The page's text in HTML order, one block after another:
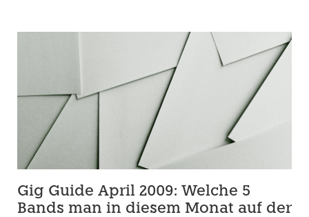
Gig Guide April 2009: Welche 5
Bands man in diesem Monat auf der